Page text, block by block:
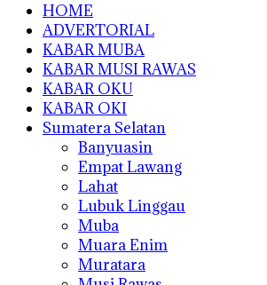
HOME
ADVERTORIAL
KABAR MUBA
KABAR MUSI RAWAS
KABAR OKU
KABAR OKI
Sumatera Selatan
Banyuasin
Empat Lawang
Lahat
Lubuk Linggau
Muba
Muara Enim
Muratara